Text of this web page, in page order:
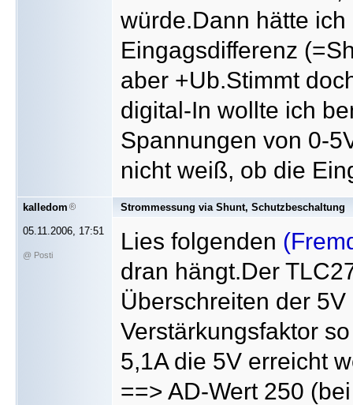
würde.Dann hätte
Eingagsdifferenz
aber +Ub.Stimmt
digital-In wollte ich
Spannungen von 0-
nicht weiß, ob die
kalledom
05.11.2006, 17:51
@ Posti
Strommessung via Shunt, Schutzbeschaltung
Lies folgenden
dran hängt.Der
Überschreiten der
Verstärkungsfaktor
5,1A die 5V erreicht
==> AD-Wert 250